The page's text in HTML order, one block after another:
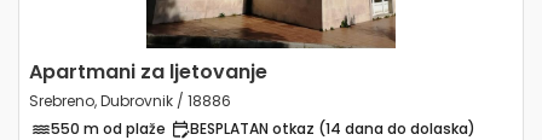
Apartmani za ljetovanje
Srebreno, Dubrovnik / 18886
550 m od plaže
BESPLATAN otkaz (14 dana do dolaska)